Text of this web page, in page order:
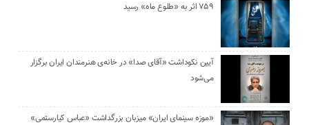
۷۵۹ اثر به «طلوع ماه» رسید
آیین نکوداشت «آقای صدا» در خانه‌ی هنرمندان ایران برگزار
می‌شود
«موزه سینمای ایران» میزبان بزرگداشت «عباس کیارستمی»